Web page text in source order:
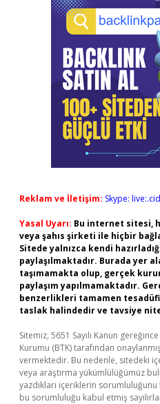
Reklam ve İletişim: Skype:
Yasal Uyarı: Bu internet sitesi,
veya şahıs şirketi ile hiçbir
Sitede yalnızca kendi
paylaşılmaktadır. Burada yer
taşımamakta olup, gerçek
paylaşım yapılmamaktadır.
benzerlikleri tamamen
taslak halindedir ve tavsiye
Sitemiz, 5651 Sayılı Kanun
Kurumu (BTK) tarafından
vermektedir. Bu nedenle, sitedeki
veya araştırma yükümlülüğümüz
yazdıkları içeriklerin
bu sorumluluğu kabul etmiş